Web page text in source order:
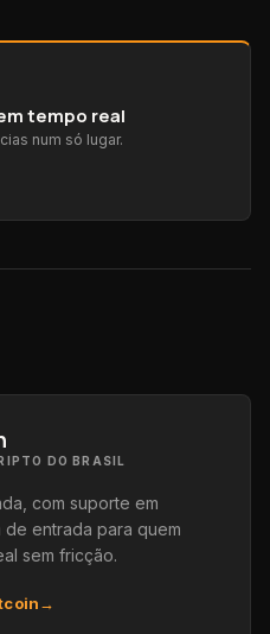
tempo real
num só lugar.
DO BRASIL
com suporte em
entrada para quem
sem fricção.
→